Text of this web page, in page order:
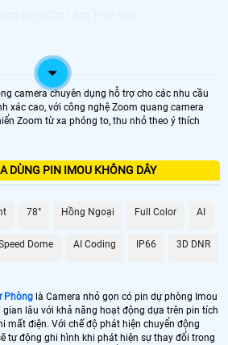
Dùng Pin Phòng Uy Tín
tiên tiến, Camera Tích Hợp Pin Dự Phòng không
dụng mà còn giải pháp hoàn hảo cho
thiếu nguồn điện. Với khả năng hoạt động
chính là chất lượng ghi hình tuyệt vời với độ
bạn quan sát mọi chi tiết một cách rõ nét và sắc
toàn tin cậy cho việc lưu trữ dữ liệu lâu dài
này, bạn không chỉ có được sự tiện lợi
ổn hơn với chất lượng hình ảnh và dữ liệu lưu
camera chuyên dụng hỗ trợ cho các nhu cầu
xác cao, với công nghệ Zoom quang camera
Zoom từ xa phóng to, thu nhỏ theo ý thích
DÙNG PIN IMOU KHÔNG DÂY
78° Hồng Ngoại Full Color AI
Dome AI Coding IP66 3D DNR
Phòng là Camera nhỏ gọn có pin dự phòng Imou
lâu với khả năng hoạt động dựa trên pin tích
mất điện. Với chế độ phát hiện chuyển động
tự động ghi hình khi phát hiện sự thay đổi trong